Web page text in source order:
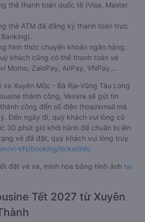
thẻ thanh toán quốc tế (Visa, Master
thẻ ATM đã đăng ký thanh toán trực
hình thức chuyển khoản ngân hàng.
khách cũng có thể thanh toán vé
Momo, ZaloPay, AirPay, VNPay,…
xe Xuyên Mộc - Bà Rịa-Vũng Tàu Long
thành công, Vexere sẽ gửi tin
công đến số điện thoại/email mà
Đến ngày đi, quý khách vui lòng có
30 phút giờ khởi hành để chuẩn bị lên
vé đã đặt, quý khách vui lòng truy
vi-VN/booking/ticketinfo
đặt vé xe, minh họa bằng hình ảnh tại
Tết 2027 từ Xuyên